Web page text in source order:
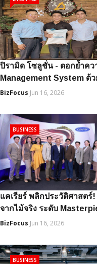
ปิรามิด โซลูชั่น - ตอกย้ำค
Management System ด้
BizFocus Jun 16, 2026
แคเรียร์ พลิกประวัติศาสต
จากไม้จริง ระดับ
BizFocus Jun 16, 2026
BUSINESS
BUSINESS